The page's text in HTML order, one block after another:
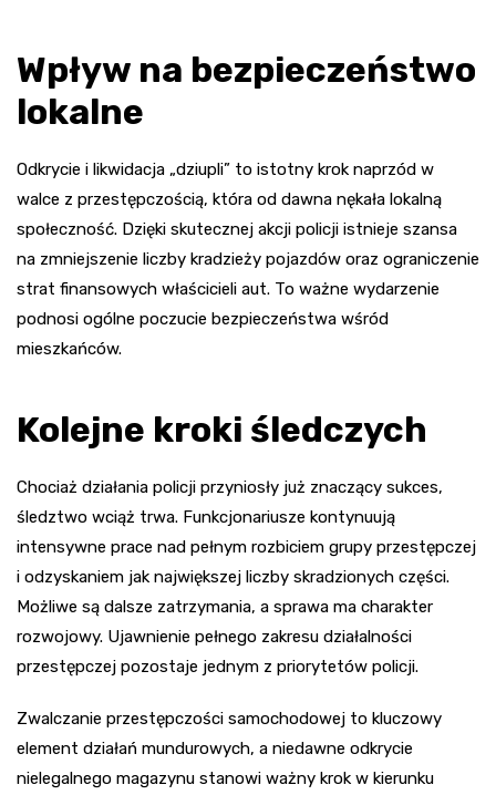
Wpływ na bezpieczeństwo
lokalne
Odkrycie i likwidacja „dziupli” to istotny krok naprzód w
walce z przestępczością, która od dawna nękała lokalną
społeczność. Dzięki skutecznej akcji policji istnieje szansa
na zmniejszenie liczby kradzieży pojazdów oraz ograniczenie
strat finansowych właścicieli aut. To ważne wydarzenie
podnosi ogólne poczucie bezpieczeństwa wśród
mieszkańców.
Kolejne kroki śledczych
Chociaż działania policji przyniosły już znaczący sukces,
śledztwo wciąż trwa. Funkcjonariusze kontynuują
intensywne prace nad pełnym rozbiciem grupy przestępczej
i odzyskaniem jak największej liczby skradzionych części.
Możliwe są dalsze zatrzymania, a sprawa ma charakter
rozwojowy. Ujawnienie pełnego zakresu działalności
przestępczej pozostaje jednym z priorytetów policji.
Zwalczanie przestępczości samochodowej to kluczowy
element działań mundurowych, a niedawne odkrycie
nielegalnego magazynu stanowi ważny krok w kierunku